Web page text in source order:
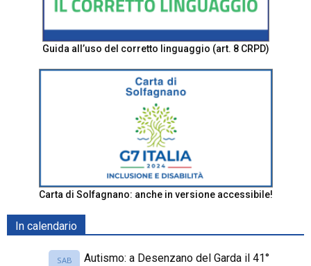
Guida all’uso del corretto linguaggio (art. 8 CRPD)
Carta di Solfagnano: anche in versione accessibile!
In calendario
SAB
Autismo: a Desenzano del Garda il 41°